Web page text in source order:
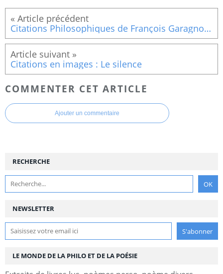
Citations Philosophiques de François Garagnon : extraites de « Bel Amour et Sainte Espérance (12)
Citations en images : Le silence
COMMENTER CET ARTICLE
Ajouter un commentaire
NEWSLETTER
RECHERCHE
LE MONDE DE LA PHILO ET DE LA POÉSIE